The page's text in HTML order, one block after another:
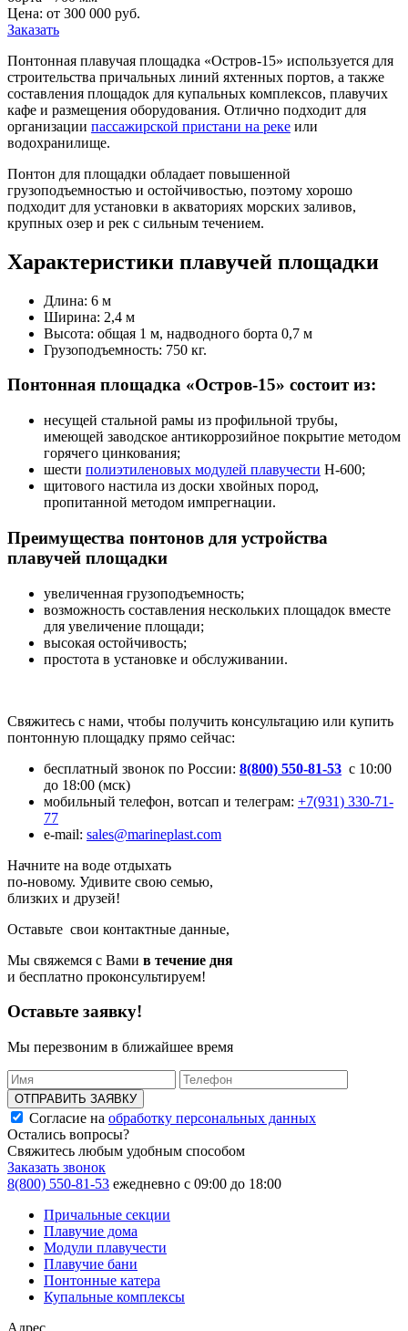
Цена: от 300 000 руб.
Заказать
Понтонная плавучая площадка «Остров-15» используется для
строительства причальных линий яхтенных портов, а также
составления площадок для купальных комплексов, плавучих
кафе и размещения оборудования. Отлично подходит для
организации пассажирской пристани на реке или
водохранилище.
Понтон для площадки обладает повышенной
грузоподъемностью и остойчивостью, поэтому хорошо
подходит для установки в акваториях морских заливов,
крупных озер и рек с сильным течением.
Характеристики плавучей площадки
Длина: 6 м
Ширина: 2,4 м
Высота: общая 1 м, надводного борта 0,7 м
Грузоподъемность: 750 кг.
Понтонная площадка «Остров-15» состоит из:
несущей стальной рамы из профильной трубы,
имеющей заводское антикоррозийное покрытие методом
горячего цинкования;
шести полиэтиленовых модулей плавучести Н-600;
щитового настила из доски хвойных пород,
пропитанной методом импрегнации.
Преимущества понтонов для устройства
плавучей площадки
увеличенная грузоподъемность;
возможность составления нескольких площадок вместе
для увеличение площади;
высокая остойчивость;
простота в установке и обслуживании.
Свяжитесь с нами, чтобы получить консультацию или купить
понтонную площадку прямо сейчас:
бесплатный звонок по России: 8(800) 550-81-53 с 10:00
до 18:00 (мск)
мобильный телефон, вотсап и телеграм: +7(931) 330-71-
77
e-mail: sales@marineplast.com
Начните на воде отдыхать
по-новому. Удивите свою семью,
близких и друзей!
Оставьте свои контактные данные,
Мы свяжемся с Вами в течение дня
и бесплатно проконсультируем!
Оставьте заявку!
Мы перезвоним в ближайшее время
ОТПРАВИТЬ ЗАЯВКУ
Согласие на обработку персональных данных
Остались вопросы?
Свяжитесь любым удобным способом
Заказать звонок
8(800) 550-81-53 ежедневно с 09:00 до 18:00
Причальные секции
Плавучие дома
Модули плавучести
Плавучие бани
Понтонные катера
Купальные комплексы
Адрес